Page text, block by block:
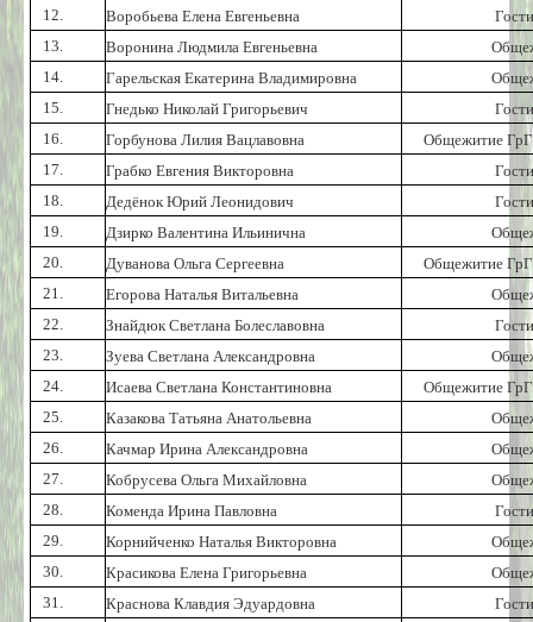
12.
Воробьева Елена Евгеньевна
13.
Воронина Людмила Евгеньевна
14.
Гарельская Екатерина Владимировна
15.
Гнедько Николай Григорьевич
16.
Горбунова Лилия Вацлавовна
Общежитие
17.
Грабко Евгения Викторовна
18.
Дедёнок Юрий Леонидович
19.
Дзирко Валентина Ильинична
20.
Дуванова Ольга Сергеевна
Общежитие
21.
Егорова Наталья Витальевна
22.
Знайдюк Светлана Болеславовна
23.
Зуева Светлана Александровна
24.
Исаева Светлана Константиновна
Общежитие
25.
Казакова Татьяна Анатольевна
26.
Качмар Ирина Александровна
27.
Кобрусева Ольга Михайловна
28.
Коменда Ирина Павловна
29.
Корнийченко Наталья Викторовна
30.
Красикова Елена Григорьевна
31.
Краснова Клавдия Эдуардовна